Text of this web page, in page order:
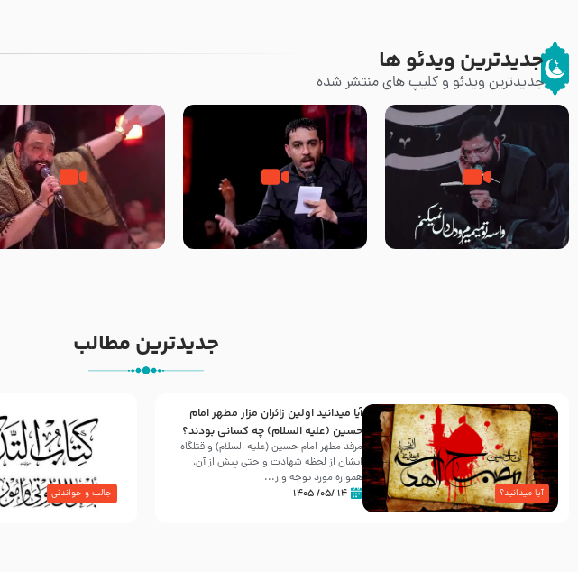
جدیدترین ویدئو ها
جدیدترین ویدئو و کلیپ های منتشر شده
مصداق کربلا – حاج حسین سیب
شور ، حسینا! به‌ حق زهرا «أُنْظُرْ
إِلَینا» – عزاداری شب هفتم ماه
جانا جانا ابی عبدالله – کربلایی
جواد مقدم – شب هشتم محرم
جدیدترین مطالب
آیا میدانید؟
آیا میدانید اولین زائران مزار مطهر امام
حسین (علیه السلام) چه کسانی بودند؟
مرقد مطهر امام حسین (علیه السلام) و قتلگاه
ایشان از لحظه شهادت و حتی پیش از آن،
همواره مورد توجه و ز...
۱۴ /۰۵/ ۱۴۰۵ جالب و خواندنی